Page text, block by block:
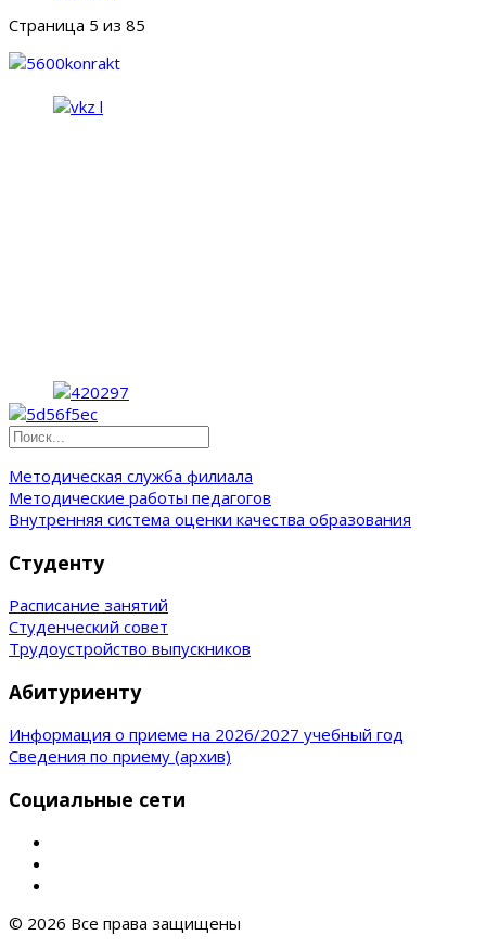
Страница 5 из 85
Методическая служба филиала
Методические работы педагогов
Внутренняя система оценки качества образования
Студенту
Расписание занятий
Студенческий совет
Трудоустройство выпускников
Абитуриенту
Информация о приеме на 2026/2027 учебный год
Сведения по приему (архив)
Социальные сети
© 2026 Все права защищены